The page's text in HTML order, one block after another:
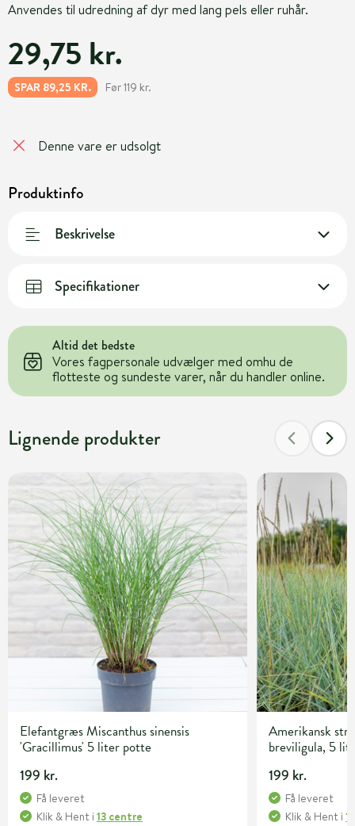
Anvendes til udredning af dyr med lang pels eller ruhår.
29,75 kr.
SPAR 89,25 KR. Før 119 kr.
Denne vare er udsolgt
Produktinfo
Beskrivelse
Specifikationer
Altid det bedste
Vores fagpersonale udvælger med omhu de
flotteste og sundeste varer, når du handler online.
Lignende produkter
Elefantgræs Miscanthus sinensis
'Gracillimus' 5 liter potte
199 kr.
Få leveret
Klik & Hent i 13 centre
Amerikansk
breviligula, 5
199 kr.
Få leveret
Klik & Hent i